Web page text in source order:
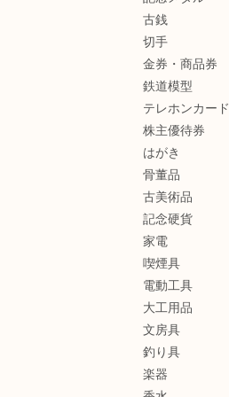
古銭
切手
金券・商品券
鉄道模型
テレホンカード
株主優待券
はがき
骨董品
古美術品
記念硬貨
家電
喫煙具
電動工具
大工用品
文房具
釣り具
楽器